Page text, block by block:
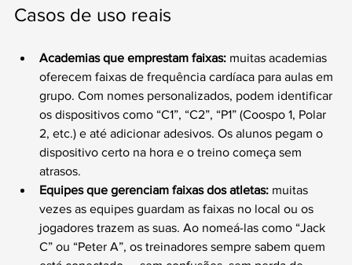
Casos de uso reais
Academias que emprestam faixas: muitas academias
oferecem faixas de frequência cardíaca para aulas em
grupo. Com nomes personalizados, podem identificar
os dispositivos como “C1”, “C2”, “P1” (Coospo 1, Polar
2, etc.) e até adicionar adesivos. Os alunos pegam o
dispositivo certo na hora e o treino começa sem
atrasos.
Equipes que gerenciam faixas dos atletas: muitas
vezes as equipes guardam as faixas no local ou os
jogadores trazem as suas. Ao nomeá-las como “Jack
C” ou “Peter A”, os treinadores sempre sabem quem